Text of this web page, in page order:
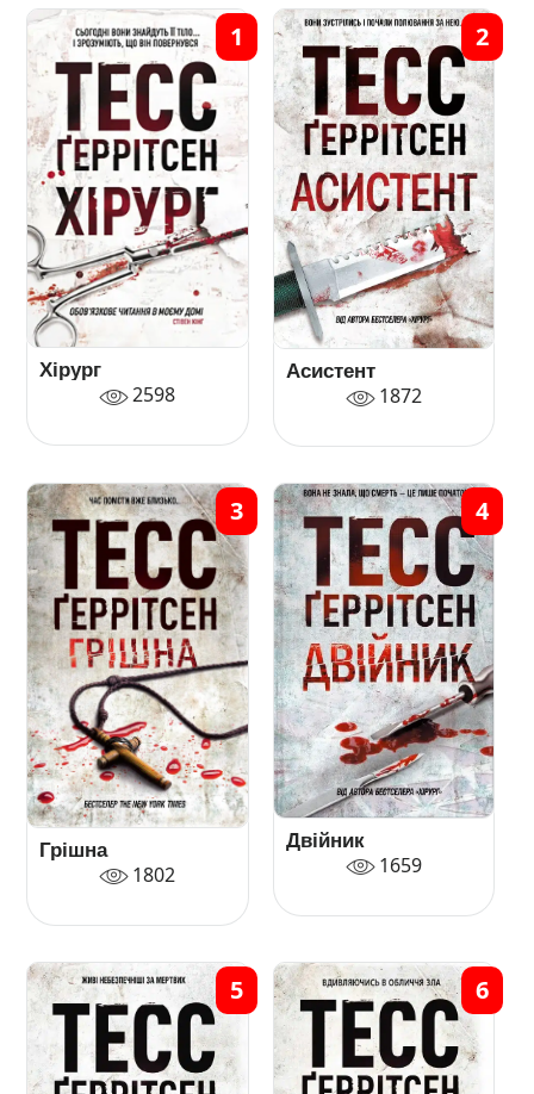
Хірург
2598
1
Асистент
1872
2
Грішна
1802
3
Двійник
1659
4
5 6